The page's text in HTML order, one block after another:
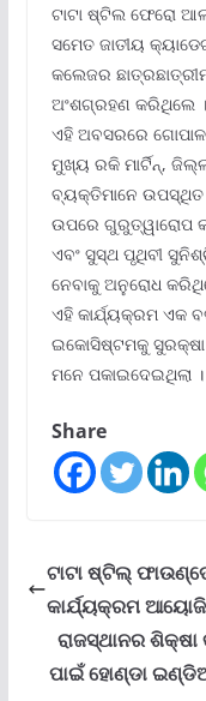
ଟାଟା ଷ୍ଟିଲ ଫେରୋ
ସମେତ ଜାତୀୟ
କଲେଜର
ଅଂଶଗ୍ରହଣ କରିଥିଲେ ।
ଏହି ଅବସରରେ
ମୁଖ୍ୟ ରକି ମାର୍ଟିନ୍‌,
ବ୍ୟକ୍ତିମାନେ ଉପସ୍ଥିତ
ଉପରେ ଗୁରୁତ୍ୱାରୋପ
ଏବଂ ସୁସ୍ଥ ପୃଥିବୀ
ନେବାକୁ ଅନୁରୋଧ
ଏହି କାର୍ଯ୍ୟକ୍ରମ ଏକ
ଇକୋସିଷ୍ଟମକୁ
ମନେ ପକାଇଦେଇଥିଲା ।
Share
ଟାଟା ଷ୍ଟିଲ୍
କାର୍ଯ୍ୟକ୍ରମ
ରାଜସ୍ଥାନର
ପାଇଁ ହୋଣ୍ଡା